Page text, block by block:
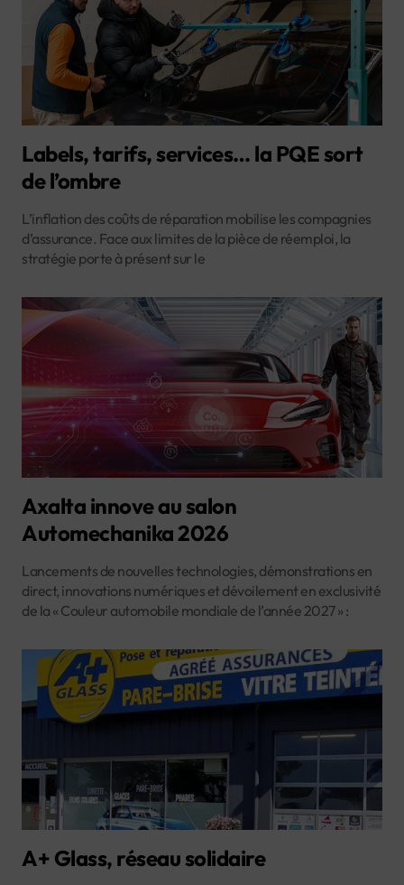
Labels, tarifs, services… la PQE sort
de l’ombre
L’inflation des coûts de réparation mobilise les compagnies
d’assurance. Face aux limites de la pièce de réemploi, la
stratégie porte à présent sur le
Axalta innove au salon
Automechanika 2026
Lancements de nouvelles technologies, démonstrations en
direct, innovations numériques et dévoilement en exclusivité
de la « Couleur automobile mondiale de l’année 2027 » :
A+ Glass, réseau solidaire